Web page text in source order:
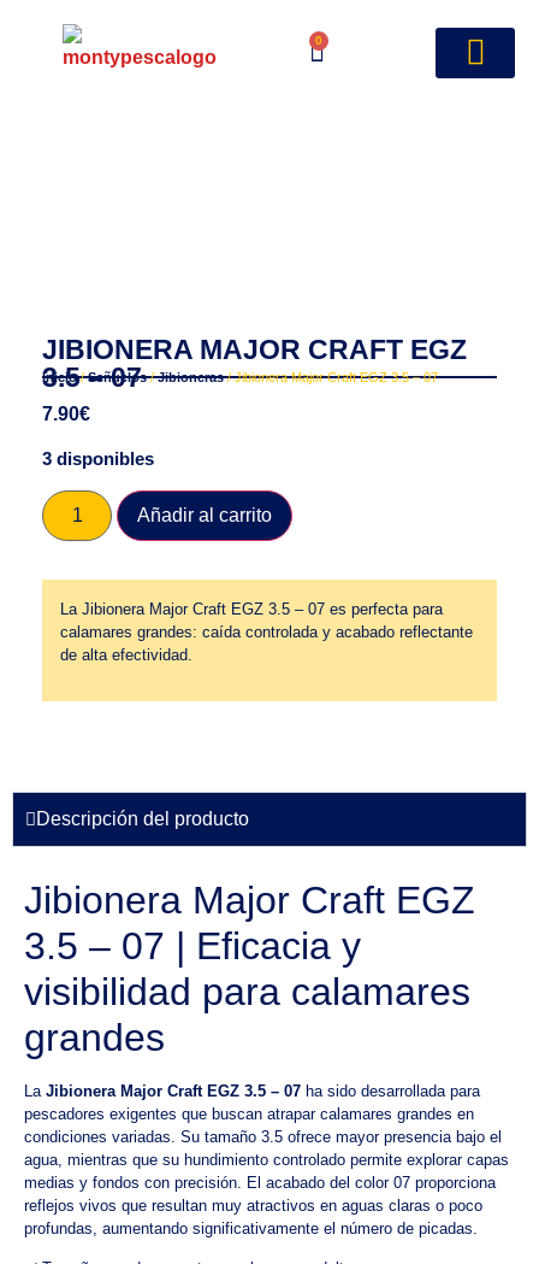
0
JIBIONERA MAJOR CRAFT EGZ
3.5 – 07
Inicio/Señuelos/Jibioneras/ Jibionera Major Craft EGZ 3.5 – 07
7.90€
3 disponibles
Añadir al carrito
La Jibionera Major Craft EGZ 3.5 – 07 es perfecta para
calamares grandes: caída controlada y acabado reflectante
de alta efectividad.
Descripción del producto
Jibionera Major Craft EGZ
3.5 – 07 | Eficacia y
visibilidad para calamares
grandes
La Jibionera Major Craft EGZ 3.5 – 07 ha sido desarrollada para
pescadores exigentes que buscan atrapar calamares grandes en
condiciones variadas. Su tamaño 3.5 ofrece mayor presencia bajo el
agua, mientras que su hundimiento controlado permite explorar capas
medias y fondos con precisión. El acabado del color 07 proporciona
reflejos vivos que resultan muy atractivos en aguas claras o poco
profundas, aumentando significativamente el número de picadas.